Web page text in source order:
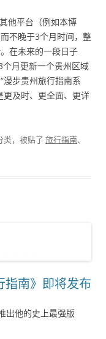
他平台（例如本博
不晚于3个月时间，整
在未来的一段日子
个月更新一个贵州区域
漫步贵州旅行指南系
更及时、更全面、更详
类，被贴了 旅行指南、
指南》即将发布
出他的史上最强版